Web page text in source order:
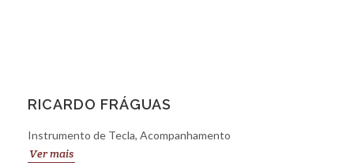
RICARDO FRÁGUAS
Instrumento de Tecla, Acompanhamento
Ver mais